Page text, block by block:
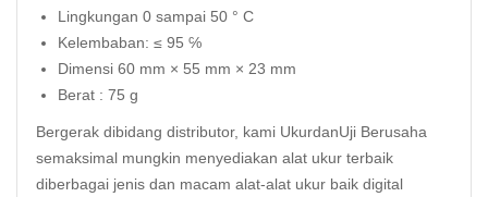
Lingkungan 0 sampai 50 ° C
Kelembaban: ≤ 95 ℅
Dimensi 60 mm × 55 mm × 23 mm
Berat : 75 g
Bergerak dibidang distributor, kami UkurdanUji Berusaha
semaksimal mungkin menyediakan alat ukur terbaik
diberbagai jenis dan macam alat-alat ukur baik digital